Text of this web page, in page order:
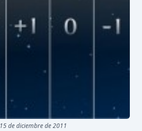
15 de diciembre de 2011